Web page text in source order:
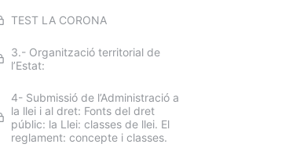
TEST LA CORONA
3.- Organització territorial de
l’Estat:
4- Submissió de l’Administració a
la llei i al dret: Fonts del dret
públic: la Llei: classes de llei. El
reglament: concepte i classes.